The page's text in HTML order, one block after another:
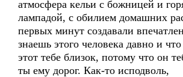
атмосфера кельи с божницей и
лампадой, с обилием домашних
первых минут создавали
знаешь этого человека давно и
этот тебе близок, потому что он
ты ему дорог. Как-то исподволь,